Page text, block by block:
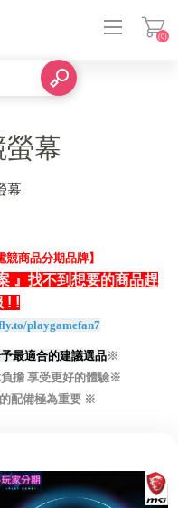
(0)
螢幕
幕
競商品分期品牌】
』找不到想要的商品趕
! !
playgamefan7
最適合的建議選品※
擔 享受更好的體驗※
配備極為重要 ※